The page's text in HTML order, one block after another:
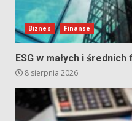
Biznes Finanse
ESG w małych i
8 sierpnia 2026